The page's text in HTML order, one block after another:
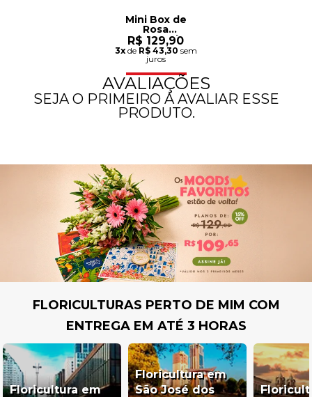
Mini Box de
Rosa
Encantada
Vermelha - Mãe
Laço de Amor
R$ 129,90
3xde R$ 43,30 sem
juros
AVALIAÇÕES
SEJA O PRIMEIRO A AVALIAR ESSE
PRODUTO.
FLORICULTURAS PERTO DE MIM COM
ENTREGA EM ATÉ 3 HORAS
Floricultura em
Floricultura em
São José dos